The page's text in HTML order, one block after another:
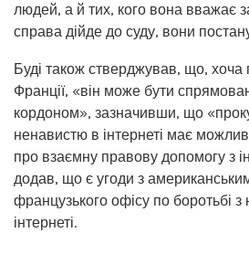
людей, а й тих, кого вона вважає
справа дійде до суду, вони
Буді також стверджував, що,
Франції, «він може бути
кордоном», зазначивши, що
ненавистю в інтернеті має
про взаємну правову допомогу з
додав, що є угоди з
французького офісу по боротьбі
інтернеті.